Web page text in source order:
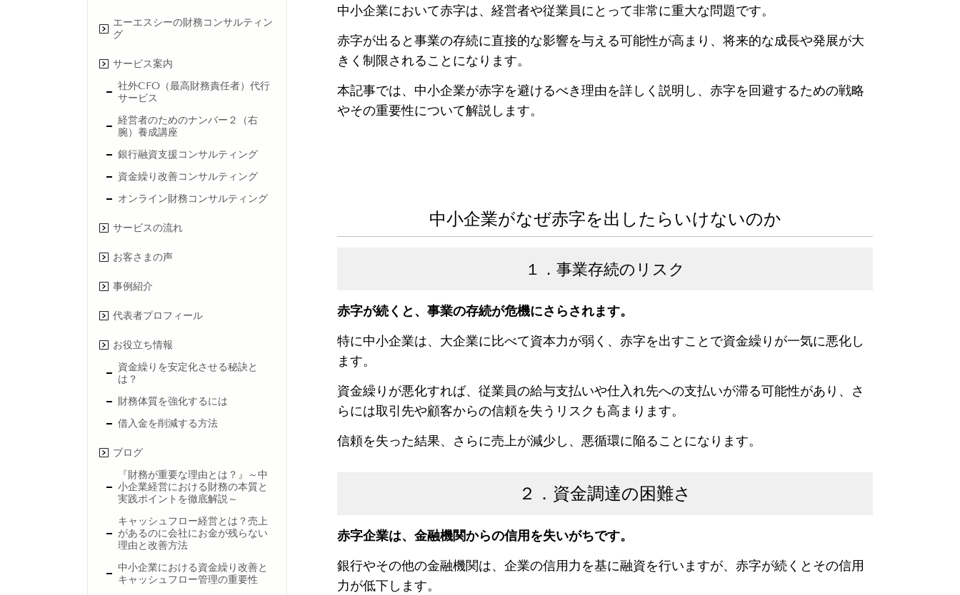
中小企業において赤字は、経営者や従業員にとって非常に重大な問題です。
赤字が出ると事業の存続に直接的な影響を与える可能性が高まり、将来的な成長や発展が大
きく制限されることになります。
本記事では、中小企業が赤字を避けるべき理由を詳しく説明し、赤字を回避するための戦略
やその重要性について解説します。
中小企業がなぜ赤字を出したらいけないのか
１．事業存続のリスク
赤字が続くと、事業の存続が危機にさらされます。
特に中小企業は、大企業に比べて資本力が弱く、赤字を出すことで資金繰りが一気に悪化し
ます。
資金繰りが悪化すれば、従業員の給与支払いや仕入れ先への支払いが滞る可能性があり、さ
らには取引先や顧客からの信頼を失うリスクも高まります。
信頼を失った結果、さらに売上が減少し、悪循環に陥ることになります。
２．資金調達の困難さ
赤字企業は、金融機関からの信用を失いがちです。
銀行やその他の金融機関は、企業の信用力を基に融資を行いますが、赤字が続くとその信用
力が低下します。
エーエスシーの財務コンサルティン
グ
サービス案内
社外CFO（最高財務責任者）代行
サービス
経営者のためのナンバー２（右
腕）養成講座
銀行融資支援コンサルティング
資金繰り改善コンサルティング
オンライン財務コンサルティング
サービスの流れ
お客さまの声
事例紹介
代表者プロフィール
お役立ち情報
資金繰りを安定化させる秘訣と
は？
財務体質を強化するには
借入金を削減する方法
ブログ
『財務が重要な理由とは？』～中
小企業経営における財務の本質と
実践ポイントを徹底解説～
キャッシュフロー経営とは？売上
があるのに会社にお金が残らない
理由と改善方法
中小企業における資金繰り改善と
キャッシュフロー管理の重要性